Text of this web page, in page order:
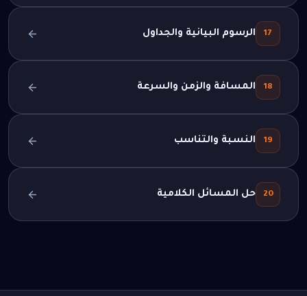
17 الرسوم البيانية والجداول
18 المسافة والزمن والسرعة
19 النسبة والتناسب
20 حل المسائل الكلامية